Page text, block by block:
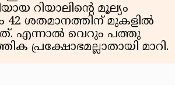
റിയാലിന്റെ മൂല്യം
42 ശതമാനത്തിന് മുകളിൽ
എന്നാൽ വെറും പത്തു
പ്രക്ഷോഭമല്ലാതായി മാറി.